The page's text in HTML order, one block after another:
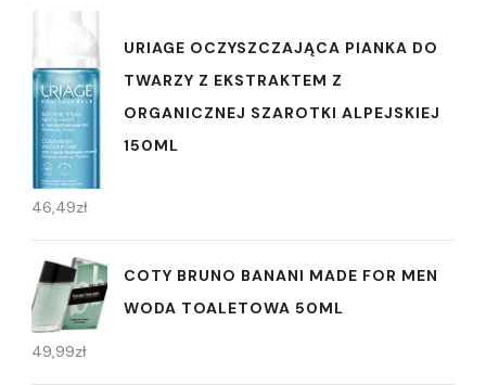
URIAGE OCZYSZCZAJĄCA PIANKA DO
TWARZY Z EKSTRAKTEM Z
ORGANICZNEJ SZAROTKI ALPEJSKIEJ
150ML
46,49zł
COTY BRUNO BANANI MADE FOR MEN
WODA TOALETOWA 50ML
49,99zł